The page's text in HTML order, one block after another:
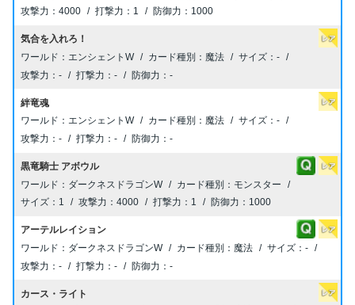
4000
1 1000
気合を入れろ！
エンシェントW
魔法
-
-
- -
絆竜魂
エンシェントW
魔法
-
-
- -
黒竜騎士 アボウル
ダークネスドラゴンW
モンスター
1
4000 1 1000
アーテルレイション
ダークネスドラゴンW
魔法
-
-
- -
カース・ライト